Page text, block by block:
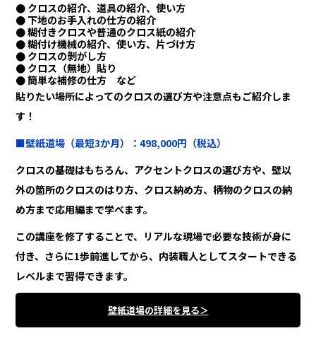
● クロスの紹介、道具の紹介、使い方
● 下地のお手入れの仕方の紹介
● 糊付きクロスや普通のクロス紙の紹介
● 糊付け機械の紹介、使い方、片づけ方
● クロスの剝がし方
● クロス（無地）貼り
● 簡単な補修の仕方 など
貼りたい場所によってのクロスの選び方や注意点もご紹介しま
す！
■壁紙道場（最短3か月）：498,000円（税込）
クロスの基礎はもちろん、アクセントクロスの選び方や、壁以
外の箇所のクロスのはり方、クロス納め方、柄物のクロスの納
め方まで応用編まで学べます。
この講座を修了することで、リアルな現場で必要な技術が身に
付き、さらに1歩前進してから、内装職人としてスタートできる
レベルまで習得できます。
壁紙道場の詳細を見る＞